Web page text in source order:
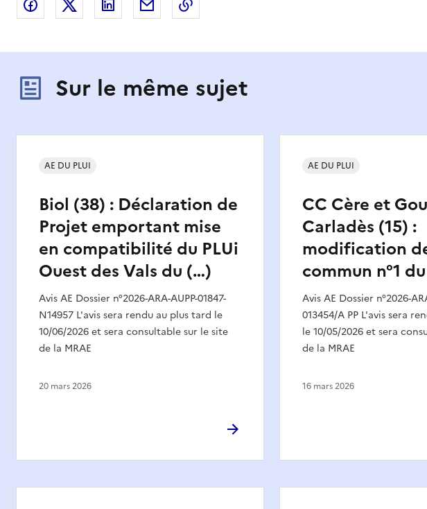
Partager sur Facebook
Partager sur XPartager sur LinkedIn
Partager par email
Sur le même sujet
Biol (38) : Déclaration de
Projet emportant mise
en compatibilité du PLUi
Ouest des Vals du (…)
Avis AE Dossier n°2026-ARA-AUPP-01847-
N14957 L'avis sera rendu au plus tard le
10/06/2026 et sera consultable sur le site
de la MRAE
AE DU PLUI
20 mars 2026
CC Cère et
Carladès (15) :
modification
commun n°1
Avis AE Dossier n°2026-
013454/A PP L'avis sera
le 10/05/2026 et sera
de la MRAE
AE DU PLUI
16 mars 2026